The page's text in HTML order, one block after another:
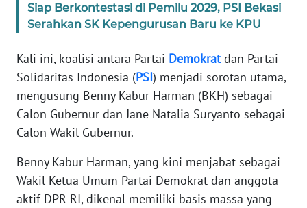
Siap Berkontestasi di Pemilu 2029, PSI Bekasi
Serahkan SK Kepengurusan Baru ke KPU
Kali ini, koalisi antara Partai Demokratdan Partai
Solidaritas Indonesia (PSI) menjadi sorotan utama,
mengusung Benny Kabur Harman (BKH) sebagai
Calon Gubernur dan Jane Natalia Suryanto sebagai
Calon Wakil Gubernur.
Benny Kabur Harman, yang kini menjabat sebagai
Wakil Ketua Umum Partai Demokrat dan anggota
aktif DPR RI, dikenal memiliki basis massa yang
WN
JABAR
WN
BANTEN
WN
NTT
WN
KEPRI